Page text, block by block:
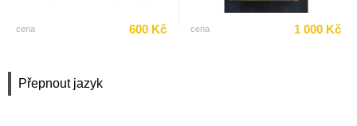
Přepnout jazyk
cena 600 Kč cena 1 000 Kč